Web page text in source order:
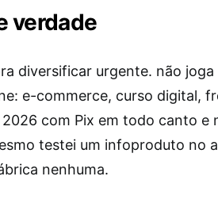
verdade
diversificar urgente. não
e-commerce, curso digital,
com Pix em todo canto e
testei um infoproduto no
nenhuma.